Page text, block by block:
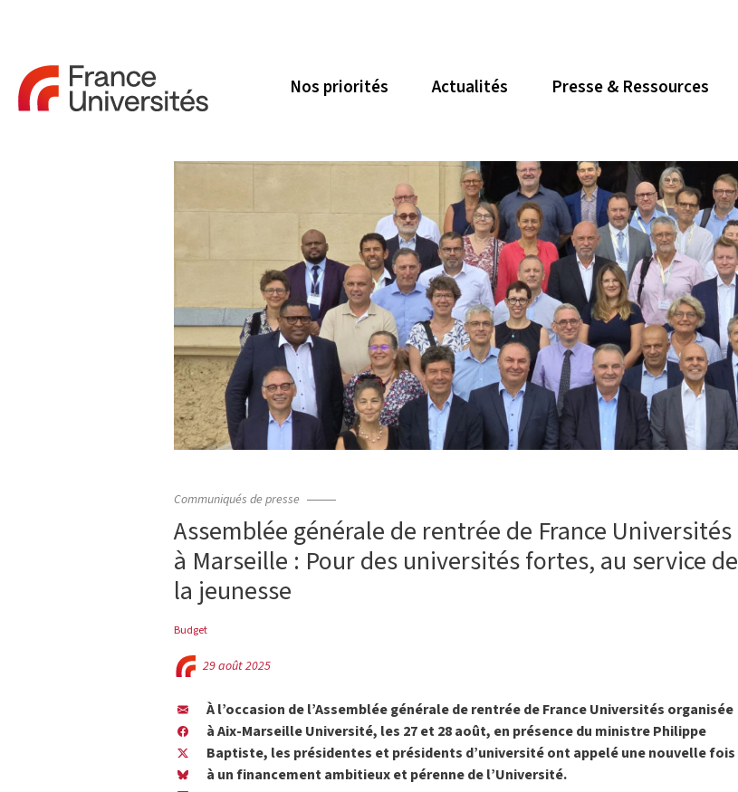
Nos priorités Actualités Presse & Ressources
Communiqués de presse
Assemblée générale de rentrée de France Universités
à Marseille : Pour des universités fortes, au service de
la jeunesse
Budget
29 août 2025
À l’occasion de l’Assemblée générale de rentrée de France Universités organisée
à Aix-Marseille Université, les 27 et 28 août, en présence du ministre Philippe
Baptiste, les présidentes et présidents d’université ont appelé une nouvelle fois
à un financement ambitieux et pérenne de l’Université.